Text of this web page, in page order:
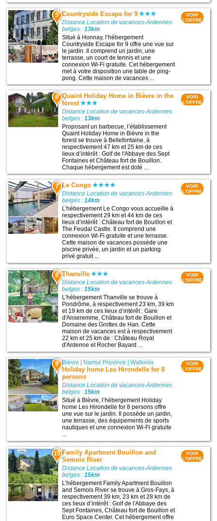
5 Countryside Escape for 9
Distance Location de vacances-Ardennes
belges :13km
Situé à Honnay, l’hébergement
Countryside Escape for 9 offre une vue sur
le jardin. Il comprend un jardin, une
terrasse, un court de tennis et une
connexion Wi-Fi gratuite. Cet hébergement
met à votre disposition une table de ping-
pong. Cette maison de vacances ...
VOIR
L'OFFRE
6 Quaint Holiday Home in Bièvre in the
forest
Distance Location de vacances-Ardennes
belges :13km
Proposant un barbecue, l’établissement
Quaint Holiday Home in Bièvre in the
forest se trouve à Bellefontaine, à
respectivement 47 km et 25 km de ces
lieux d’intérêt : Golf de l'Abbaye des Sept
Fontaines et Château fort de Bouillon.
Chaque hébergement est doté ...
VOIR
L'OFFRE
7 Le Congo
Distance Location de vacances-Ardennes
belges :14km
L’hébergement Le Congo vous accueille à
respectivement 29 km et 44 km de ces
lieux d’intérêt : Château fort de Bouillon et
The Feudal Castle. Il comprend une
connexion Wi-Fi gratuite et une terrasse.
Cette maison de vacances possède une
piscine privée, un jardin et un parking
privé gratuit ...
VOIR
L'OFFRE
8 Thanville
Distance Location de vacances-Ardennes
belges :15km
L’hébergement Thanville se trouve à
Pondrôme, à respectivement 23 km, 39 km
et 19 km de ces lieux d’intérêt : Gare
d'Anseremme, Château fort de Bouillon et
Domaine des Grottes de Han. Cette
maison de vacances est à respectivement
22 km et 25 km de : Château Royal
d'Ardenne et Rocher Bayard ...
VOIR
L'OFFRE
9 Bièvre Namur Province |Wallonia
Holiday home Les Hirondelle for 8
persons
Distance Location de vacances-Ardennes
belges :15km
Situé à Bièvre, l’hébergement Holiday
home Les Hirondelle for 8 persons offre
une vue sur le jardin. Il possède un jardin,
une terrasse, des équipements de sports
nautiques et une connexion Wi-Fi gratuite
...
VOIR
L'OFFRE
10 Family Apartment Bouillon and
Semois River
Distance Location de vacances-Ardennes
belges :15km
L’hébergement Family Apartment Bouillon
and Semois River se trouve à Gros-Fays, à
respectivement 39 km, 23 km et 28 km de
ces lieux d’intérêt : Golf de l'Abbaye des
Sept Fontaines, Château fort de Bouillon et
Euro Space Center. Cet hébergement offre
VOIR
L'OFFRE